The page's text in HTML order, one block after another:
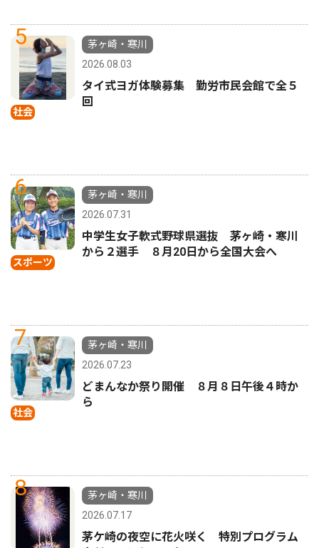
5
社会
茅ヶ崎・寒川
2026.08.03
タイ式ヨガ体験募集 勤労市民会館で全５
回
6
スポーツ
茅ヶ崎・寒川
2026.07.31
中学生女子軟式野球県選抜 茅ヶ崎・寒川
から２選手 ８月20日から全国大会へ
7
社会
茅ヶ崎・寒川
2026.07.23
どまんなか祭り開催 ８月８日午後４時か
ら
8
茅ヶ崎・寒川
2026.07.17
茅ケ崎の夜空に花火咲く 特別プログラム